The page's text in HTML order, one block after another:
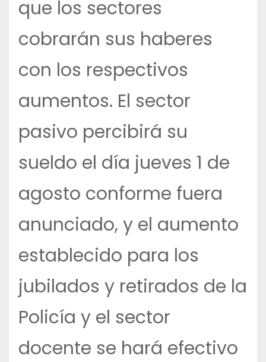
que los sectores
cobrarán sus haberes
con los respectivos
aumentos. El sector
pasivo percibirá su
sueldo el día jueves 1 de
agosto conforme fuera
anunciado, y el aumento
establecido para los
jubilados y retirados de la
Policía y el sector
docente se hará efectivo